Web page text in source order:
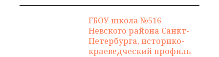
ГБОУ школа №516
Невского района Санкт-
Петербурга, историко-
краеведческий профиль